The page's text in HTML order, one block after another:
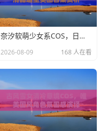
奈汐软萌少女系COS，日系清甜造型美图合集赏析
2026-08-09 168 人在看